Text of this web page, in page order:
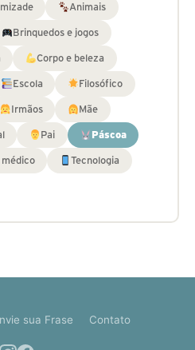
Animais
Brinquedos e jogos
Corpo e beleza
Escola Filosófico
Irmãos Mãe
Pai Páscoa
médico Tecnologia
sua Frase Contato